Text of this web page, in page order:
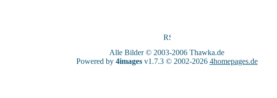
Alle Bilder © 2003-2006 Thawka.de
Powered by 4imagesv1.7.3 © 2002-2026 4homepages.de